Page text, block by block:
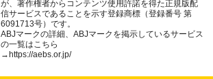
が、著作権者からコンテンツ使用許諾を得た正規版配
信サービスであることを示す登録商標（登録番号 第
6091713号）です。
ABJマークの詳細、ABJマークを掲示しているサービス
の一覧はこちら
→ https://aebs.or.jp/